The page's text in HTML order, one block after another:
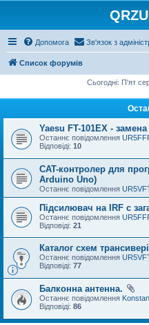
Допомога Зв'язок з
Список форумів
Сьогодні: П'ят
Yaesu FT-101EX -
Останнє повідомлення
Відповіді: 10
CAT-контролер для
Arduino Uno)
Останнє повідомлення
Підсилювач на IRF с
Останнє повідомлення
Відповіді: 21
Каталог схем
Останнє повідомлення
Відповіді: 77
Балконна антенна.
Останнє повідомлення
Відповіді: 86